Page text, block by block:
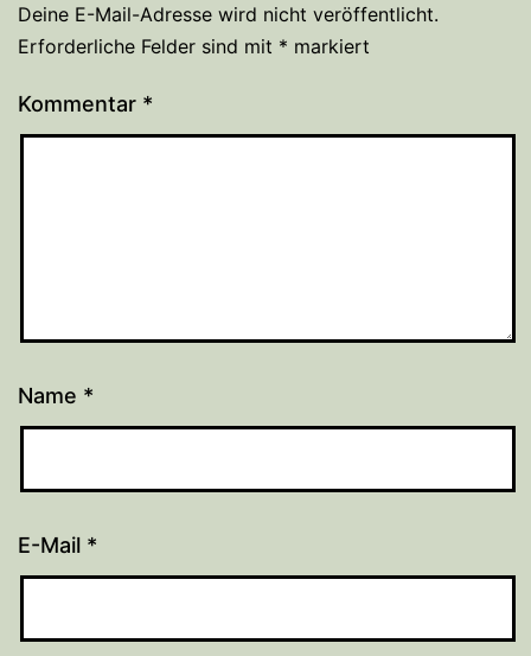
Deine E-Mail-Adresse wird nicht veröffentlicht.
Erforderliche Felder sind mit * markiert
Kommentar *
Name *
E-Mail *